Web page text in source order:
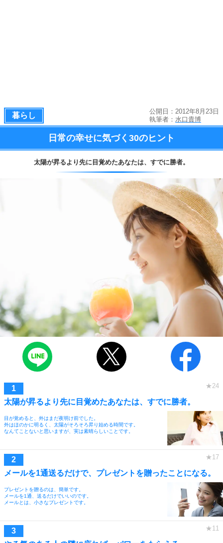
暮らし
公開日：2012年8月23日
執筆者： 水口貴博
日常の幸せに気づく 30のヒント
太陽が昇るより先に目覚めたあなたは、 すでに勝者。
太陽が昇るより先に目覚めたあなたは、すでに勝者。
目が覚めると、外はまだ夜明け前でした。
外はほのかに明るく、太陽がそろそろ昇り始める時間です。
なんてことないと思いますが、実は素晴らしいことです。
メールを1通送るだけで、プレゼントを贈ったことになる。
プレゼントを贈るのは、簡単です。
メールを1通、送るだけでいいのです。
メールとは、小さなプレゼントです。